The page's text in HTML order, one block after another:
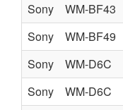
Sony
WM-BF43
Sony
WM-BF49
Sony
WM-D6C
Sony
WM-D6C